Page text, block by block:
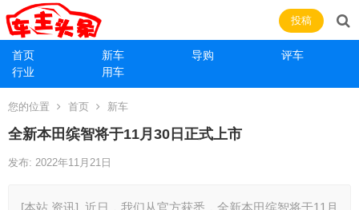
首页 新车 导购
评车
行业
用车
投稿
您的位置 首页 新车
全新本田缤智将于11月30日正式上市
发布: 2022年11月21日
[本站 资讯] 近日，我们从官方获悉，全新本田缤智将于11月